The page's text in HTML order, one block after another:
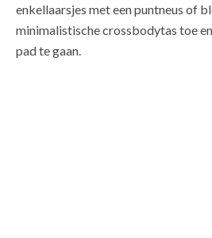
enkellaarsjes met een puntneus of
minimalistische crossbodytas toe
pad te gaan.